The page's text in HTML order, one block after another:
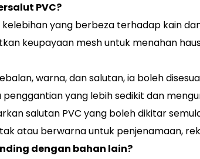
PVC?
yang berbeza terhadap kain
keupayaan mesh untuk menahan
warna, dan salutan, ia boleh
yang lebih sedikit dan
salutan PVC yang boleh dikitar
atau berwarna untuk penjenamaan,
dengan bahan lain?